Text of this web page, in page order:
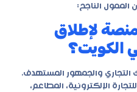
الممول الناجح:
لإطلاق
الكويت؟
والجمهور المستهدف.
للتجارة الإلكترونية، المطاعم،